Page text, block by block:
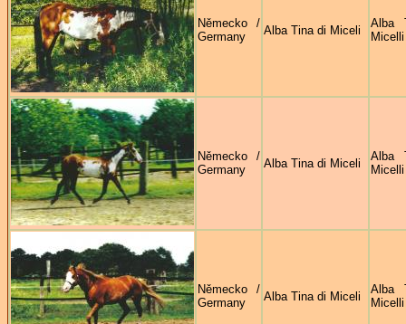
Německo /
Germany
Alba Tina di Miceli
Alba
Micelli
Německo /
Germany
Alba Tina di Miceli
Alba
Micelli
Německo /
Germany
Alba Tina di Miceli
Alba
Micelli